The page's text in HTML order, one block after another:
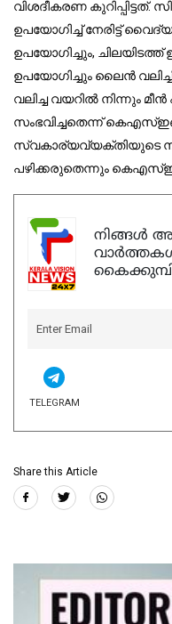
വിശദീകരണ കുറിപ്പിട്ടത്.
ഉപയോഗിച്ച് നേരിട്ട്
ഉപയോഗിച്ചും,
ഉപയോഗിച്ചും ലൈൻ
വലിച്ച വയറിൽ നിന്നും
സംഭവിച്ചതെന്ന്
സ്വകാര്യവ്യക്തിയുടെ
പഴിക്കരുതെന്നും
നിങ്ങൾ
TELEGRAM
Share this Article